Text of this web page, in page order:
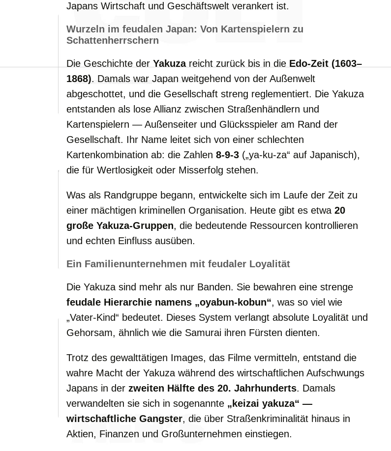
Japans Wirtschaft und Geschäftswelt verankert ist.
Wurzeln im feudalen Japan: Von Kartenspielern zu
Schattenherrschern
Die Geschichte der Yakuza reicht zurück bis in die Edo-Zeit (1603–
1868). Damals war Japan weitgehend von der Außenwelt
abgeschottet, und die Gesellschaft streng reglementiert. Die Yakuza
entstanden als lose Allianz zwischen Straßenhändlern und
Kartenspielern — Außenseiter und Glücksspieler am Rand der
Gesellschaft. Ihr Name leitet sich von einer schlechten
Kartenkombination ab: die Zahlen 8-9-3 („ya-ku-za“ auf Japanisch),
die für Wertlosigkeit oder Misserfolg stehen.
Was als Randgruppe begann, entwickelte sich im Laufe der Zeit zu
einer mächtigen kriminellen Organisation. Heute gibt es etwa 20
große Yakuza-Gruppen, die bedeutende Ressourcen kontrollieren
und echten Einfluss ausüben.
Ein Familienunternehmen mit feudaler Loyalität
Die Yakuza sind mehr als nur Banden. Sie bewahren eine strenge
feudale Hierarchie namens „oyabun- kobun“, was so viel wie
„Vater-Kind“ bedeutet. Dieses System verlangt absolute Loyalität und
Gehorsam, ähnlich wie die Samurai ihren Fürsten dienten.
Trotz des gewalttätigen Images, das Filme vermitteln, entstand die
wahre Macht der Yakuza während des wirtschaftlichen Aufschwungs
Japans in der zweiten Hälfte des 20. Jahrhunderts. Damals
verwandelten sie sich in sogenannte „ keizai yakuza“ —
wirtschaftliche Gangster, die über Straßenkriminalität hinaus in
Aktien, Finanzen und Großunternehmen einstiegen.